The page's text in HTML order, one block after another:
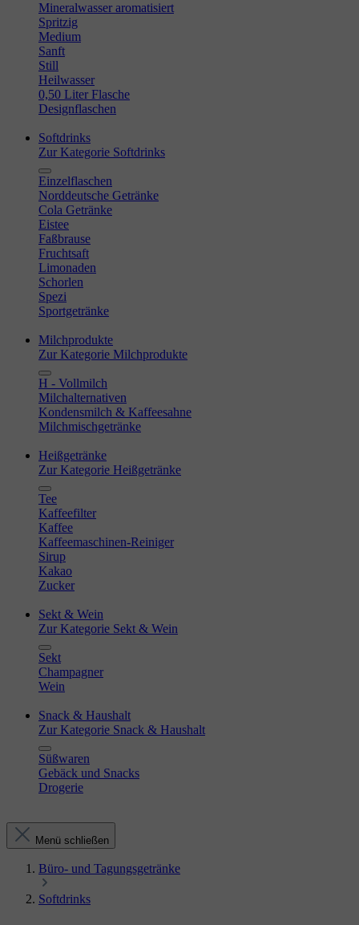
Mineralwasser aromatisiert
Spritzig
Medium
Sanft
Still
Heilwasser
0,50 Liter Flasche
Designflaschen
Softdrinks
Zur Kategorie Softdrinks
Einzelflaschen
Norddeutsche Getränke
Cola Getränke
Eistee
Faßbrause
Fruchtsaft
Limonaden
Schorlen
Spezi
Sportgetränke
Milchprodukte
Zur Kategorie Milchprodukte
H - Vollmilch
Milchalternativen
Kondensmilch & Kaffeesahne
Milchmischgetränke
Heißgetränke
Zur Kategorie Heißgetränke
Tee
Kaffeefilter
Kaffee
Kaffeemaschinen-Reiniger
Sirup
Kakao
Zucker
Sekt & Wein
Zur Kategorie Sekt & Wein
Sekt
Champagner
Wein
Snack & Haushalt
Zur Kategorie Snack & Haushalt
Süßwaren
Gebäck und Snacks
Drogerie
Menü schließen
Büro- und Tagungsgetränke
Softdrinks